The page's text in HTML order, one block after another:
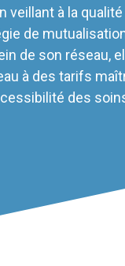
veillant à la
de
de son réseau,
à des tarifs
des